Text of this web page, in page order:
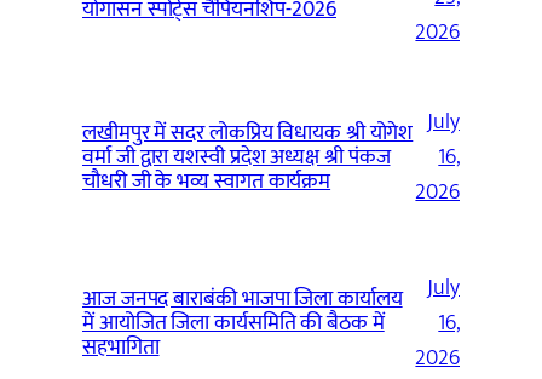
योगासन स्पोर्ट्स चैंपियनशिप-2026
2026
लखीमपुर में सदर लोकप्रिय विधायक श्री योगेश
वर्मा जी द्वारा यशस्वी प्रदेश अध्यक्ष श्री पंकज
चौधरी जी के भव्य स्वागत कार्यक्रम
July
16,
2026
आज जनपद बाराबंकी भाजपा जिला कार्यालय
में आयोजित जिला कार्यसमिति की बैठक में
सहभागिता
July
16,
2026